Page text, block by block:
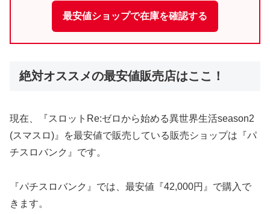
最安値ショップで在庫を確認する
絶対オススメの最安値販売店はここ！
現在、『スロットRe:ゼロから始める異世界生活season2
(スマスロ)』を最安値で販売している販売ショップは『パ
チスロバンク』です。
『パチスロバンク』では、最安値『42,000円』で購入で
きます。